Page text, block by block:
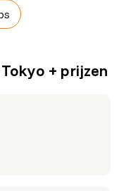
+ prijzen